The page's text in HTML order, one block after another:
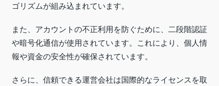
ゴリズムが組み込まれています。
また、アカウントの不正利用を防ぐために、二段階認証
や暗号化通信が使用されています。これにより、個人情
報や資金の安全性が確保されています。
さらに、信頼できる運営会社は国際的なライセンスを取